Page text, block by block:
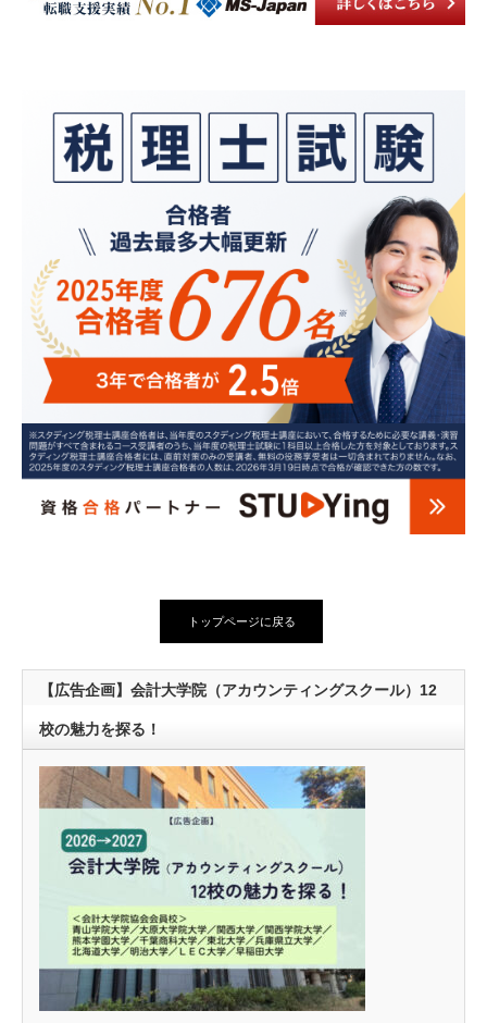
トップページに戻る
【広告企画】会計大学院（アカウンティングスクール）12
校の魅力を探る！